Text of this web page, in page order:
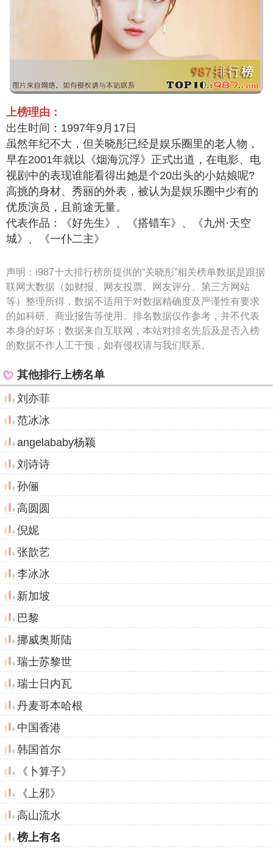
上榜理由：
出生时间：1997年9月17日
虽然年纪不大，但关晓彤已经是娱乐圈里的老人物，
早在2001年就以《烟海沉浮》正式出道，在电影、电
视剧中的表现谁能看得出她是个20出头的小姑娘呢?
高挑的身材、秀丽的外表，被认为是娱乐圈中少有的
优质演员，且前途无量。
代表作品：《好先生》、《搭错车》、《九州·天空
城》、《一仆二主》
声明： i987十大排行榜所提供的“关晓彤”相关榜单数据是跟据
联网大数据（如财报、网友投票、网友评分、第三方网站
等）整理所得，数据不适用于对数据精确度及严谨性有要求
的如科研、商业报告等使用。排名数据仅作参考，并不代表
本身的好坏；数据来自互联网，本站对排名先后及是否入榜
的数据不作人工干预，如有侵权请与我们联系。
其他排行上榜名单
刘亦菲
范冰冰
angelababy杨颖
刘诗诗
孙俪
高圆圆
倪妮
张歆艺
李冰冰
新加坡
巴黎
挪威奥斯陆
瑞士苏黎世
瑞士日内瓦
丹麦哥本哈根
中国香港
韩国首尔
《卜算子》
《上邪》
高山流水
榜上有名